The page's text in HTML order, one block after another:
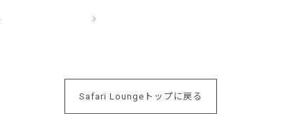
Safari Loungeトップに戻る